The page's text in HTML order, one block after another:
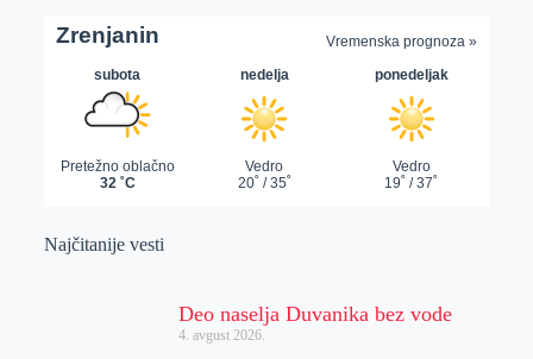
Najčitanije vesti
Deo naselja Duvanika bez vode
4. avgust 2026.